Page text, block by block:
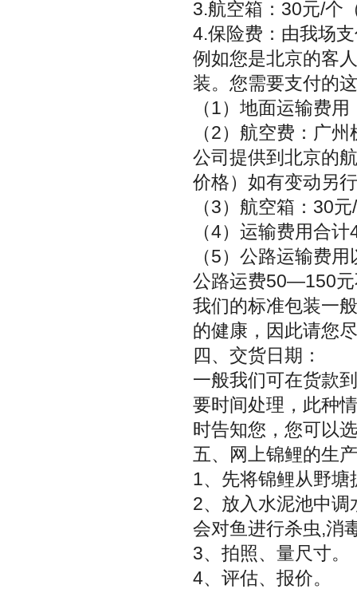
3.航空箱：30元/个
4.保险费：由我场
例如您是北京的客
装。您需要支付的
（1）地面运输费
（2）航空费：广
公司提供到北京的
价格）如有变动另
（3）航空箱：30
（4）运输费用合
（5）公路运输费
公路运费50—150元
我们的标准包装一
的健康，因此请您
四、交货日期：
一般我们可在货款
要时间处理，此种
时告知您，您可以
五、网上锦鲤的生
1、先将锦鲤从野塘
2、放入水泥池中
会对鱼进行杀虫,消
3、拍照、量尺寸。
4、评估、报价。